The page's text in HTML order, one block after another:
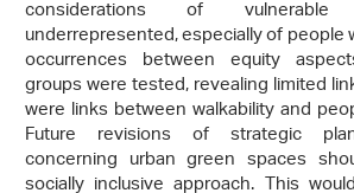
considerations of
underrepresented, especially of people
occurrences between equity
groups were tested, revealing limited
were links between walkability and
Future revisions of strategic
concerning urban green spaces
socially inclusive approach. This